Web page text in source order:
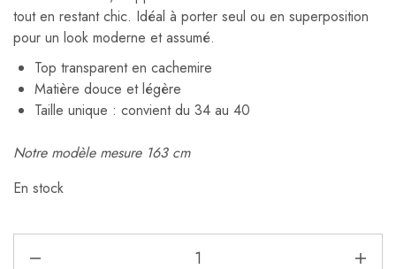
tout en restant chic. Idéal à porter seul ou en superposition
pour un look moderne et assumé.
Top transparent en cachemire
Matière douce et légère
Taille unique : convient du 34 au 40
Notre modèle mesure 163 cm
En stock